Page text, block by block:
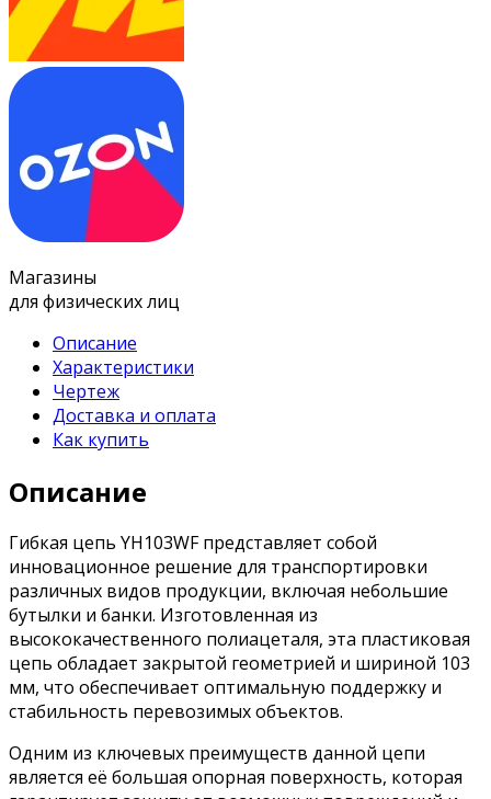
Магазины
для физических лиц
Описание
Характеристики
Чертеж
Доставка и оплата
Как купить
Описание
Гибкая цепь YH103WF представляет собой
инновационное решение для транспортировки
различных видов продукции, включая небольшие
бутылки и банки. Изготовленная из
высококачественного полиацеталя, эта пластиковая
цепь обладает закрытой геометрией и шириной 103
мм, что обеспечивает оптимальную поддержку и
стабильность перевозимых объектов.
Одним из ключевых преимуществ данной цепи
является её большая опорная поверхность, которая